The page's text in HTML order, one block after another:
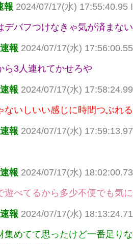
報 2024/07/17(水) 17:55:40.95
デバフつけなきゃ気が済まな
報 2024/07/17(水)
ら3人連れてかせろや
報 2024/07/17(水)
ないしいい感じに時間つぶれ
報 2024/07/17(水)
報 2024/07/17(水)
遊べてるから多少不便でも気
報 2024/07/17(水)
集めてて思ったけど一番足り